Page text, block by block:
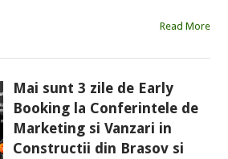
Read More
Mai sunt 3 zile de Early
Booking la Conferintele de
Marketing si Vanzari in
Constructii din Brasov si